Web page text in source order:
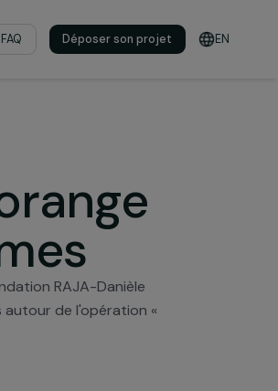
FAQ Déposer son
orange
2014, la Fondation RAJA-Danièle
aux femmes autour de l'opération